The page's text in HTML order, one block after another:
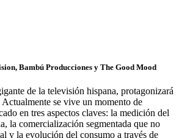
Bambú Producciones y The Good Mood
de la televisión hispana, protagonizará
se vive un momento de
en tres aspectos claves: la medición del
la comercialización segmentada que no
y la evolución del consumo a través de